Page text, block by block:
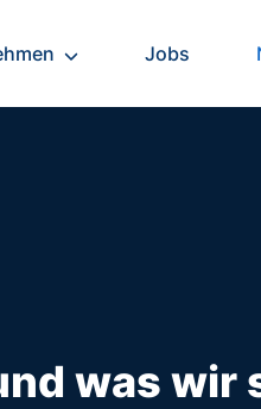
Jobs
was wir